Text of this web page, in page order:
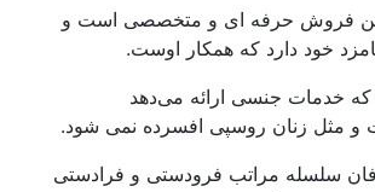
فروش حرفه ای و متخصصی است و
خود دارد که همکار اوست.
که خدمات جنسی ارائه می‌دهد
مثل زنان روسپی افسرده نمی شود.
سلسله مراتب فرودستی و فرادستی